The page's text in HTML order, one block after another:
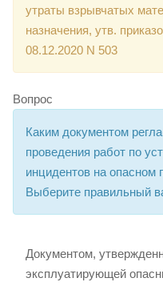
утраты взрывчатых
назначения, утв.
08.12.2020 N 503
Вопрос
Каким документом
проведения работ по
инцидентов на опасном
Выберите правильный
Документом,
эксплуатирующей